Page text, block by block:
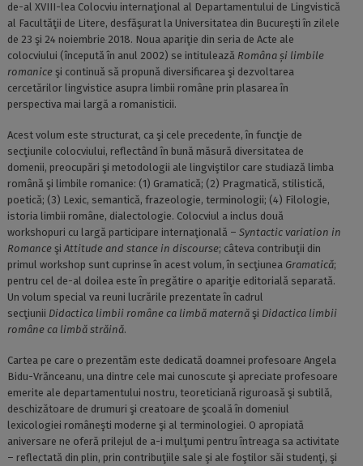
de-al XVIII-lea Colocviu internaţional al Departamentului de Lingvistică
al Facultăţii de Litere, desfăşurat la Universitatea din Bucureşti în zilele
de 23 şi 24 noiembrie 2018. Noua apariţie din seria de Acte ale
colocviului (începută în anul 2002) se intitulează Româna și limbile
romaniceşi continuă să propună diversificarea şi dezvoltarea
cercetărilor lingvistice asupra limbii române prin plasarea în
perspectiva mai largă a romanisticii.
Acest volum este structurat, ca şi cele precedente, în funcţie de
secţiunile colocviului, reflectând în bună măsură diversitatea de
domenii, preocupări şi metodologii ale lingviştilor care studiază limba
română şi limbile romanice: (1) Gramatică; (2) Pragmatică, stilistică,
poetică; (3) Lexic, semantică, frazeologie, terminologii; (4) Filologie,
istoria limbii române, dialectologie. Colocviul a inclus două
workshopuri cu largă participare internaţională – Syntactic variation in
Romanceşi Attitude and stance in discourse; câteva contribuţii din
primul workshop sunt cuprinse în acest volum, în secţiunea Gramatică;
pentru cel de-al doilea este în pregătire o apariţie editorială separată.
Un volum special va reuni lucrările prezentate în cadrul
secţiunii Didactica limbii române ca limbă maternăşi Didactica limbii
române ca limbă străină.
Cartea pe care o prezentăm este dedicată doamnei profesoare Angela
Bidu-Vrănceanu, una dintre cele mai cunoscute şi apreciate profesoare
emerite ale departamentului nostru, teoreticiană riguroasă şi subtilă,
deschizătoare de drumuri şi creatoare de şcoală în domeniul
lexicologiei româneşti moderne şi al terminologiei. O apropiată
aniversare ne oferă prilejul de a-i mulţumi pentru întreaga sa activitate
– reflectată din plin, prin contribuţiile sale şi ale foştilor săi studenţi, şi